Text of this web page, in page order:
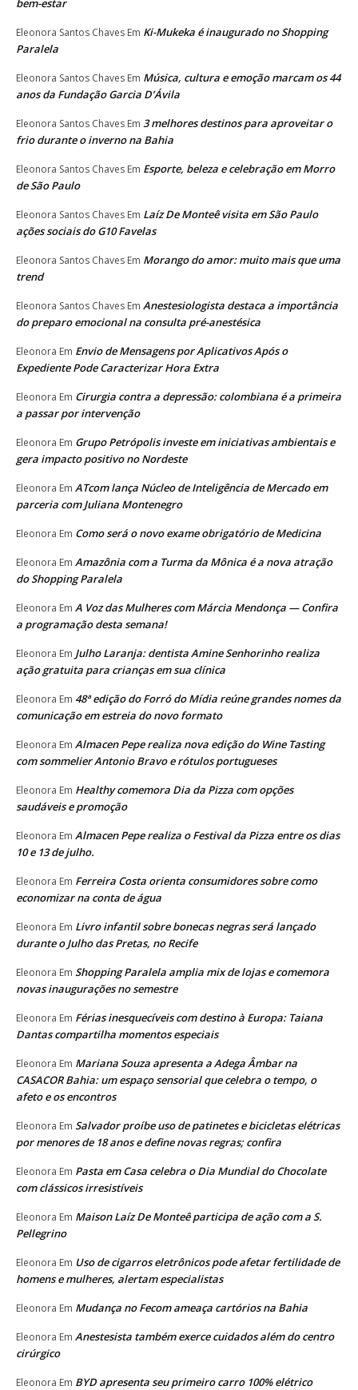
bem-estar
Eleonora Santos Chaves Em Ki-Mukeka é inaugurado no Shopping
Paralela
Eleonora Santos Chaves Em Música, cultura e emoção marcam os 44
anos da Fundação Garcia D’Ávila
Eleonora Santos Chaves Em 3 melhores destinos para aproveitar o
frio durante o inverno na Bahia
Eleonora Santos Chaves Em Esporte, beleza e celebração em Morro
de São Paulo
Eleonora Santos Chaves Em Laíz De Monteê visita em São Paulo
ações sociais do G10 Favelas
Eleonora Santos Chaves Em Morango do amor: muito mais que uma
trend
Eleonora Santos Chaves Em Anestesiologista destaca a importância
do preparo emocional na consulta pré-anestésica
Eleonora Em Envio de Mensagens por Aplicativos Após o
Expediente Pode Caracterizar Hora Extra
Eleonora Em Cirurgia contra a depressão: colombiana é a primeira
a passar por intervenção
Eleonora Em Grupo Petrópolis investe em iniciativas ambientais e
gera impacto positivo no Nordeste
Eleonora Em ATcom lança Núcleo de Inteligência de Mercado em
parceria com Juliana Montenegro
Eleonora Em Como será o novo exame obrigatório de Medicina
Eleonora Em Amazônia com a Turma da Mônica é a nova atração
do Shopping Paralela
Eleonora Em A Voz das Mulheres com Márcia Mendonça — Confira
a programação desta semana!
Eleonora Em Julho Laranja: dentista Amine Senhorinho realiza
ação gratuita para crianças em sua clínica
Eleonora Em 48ª edição do Forró do Mídia reúne grandes nomes da
comunicação em estreia do novo formato
Eleonora Em Almacen Pepe realiza nova edição do Wine Tasting
com sommelier Antonio Bravo e rótulos portugueses
Eleonora Em Healthy comemora Dia da Pizza com opções
saudáveis e promoção
Eleonora Em Almacen Pepe realiza o Festival da Pizza entre os dias
10 e 13 de julho.
Eleonora Em Ferreira Costa orienta consumidores sobre como
economizar na conta de água
Eleonora Em Livro infantil sobre bonecas negras será lançado
durante o Julho das Pretas, no Recife
Eleonora Em Shopping Paralela amplia mix de lojas e comemora
novas inaugurações no semestre
Eleonora Em Férias inesquecíveis com destino à Europa: Taiana
Dantas compartilha momentos especiais
Eleonora Em Mariana Souza apresenta a Adega Âmbar na
CASACOR Bahia: um espaço sensorial que celebra o tempo, o
afeto e os encontros
Eleonora Em Salvador proíbe uso de patinetes e bicicletas elétricas
por menores de 18 anos e define novas regras; confira
Eleonora Em Pasta em Casa celebra o Dia Mundial do Chocolate
com clássicos irresistíveis
Eleonora Em Maison Laíz De Monteê participa de ação com a S.
Pellegrino
Eleonora Em Uso de cigarros eletrônicos pode afetar fertilidade de
homens e mulheres, alertam especialistas
Eleonora Em Mudança no Fecom ameaça cartórios na Bahia
Eleonora Em Anestesista também exerce cuidados além do centro
cirúrgico
Eleonora Em BYD apresenta seu primeiro carro 100% elétrico